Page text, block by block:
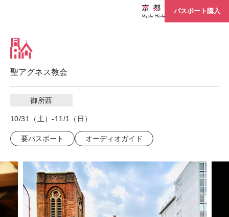
パスポート購入
聖アグネス教会
御所西
10/31（土）-11/1（日）
要パスポート オーディオガイド